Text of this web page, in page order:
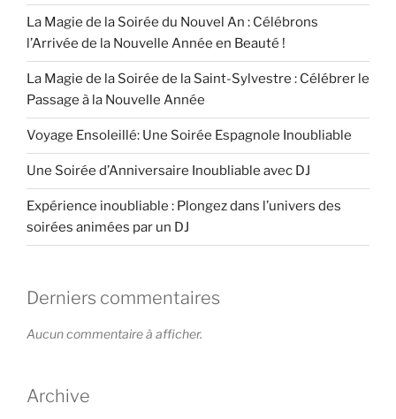
La Magie de la Soirée du Nouvel An : Célébrons
l’Arrivée de la Nouvelle Année en Beauté !
La Magie de la Soirée de la Saint-Sylvestre : Célébrer le
Passage à la Nouvelle Année
Voyage Ensoleillé: Une Soirée Espagnole Inoubliable
Une Soirée d’Anniversaire Inoubliable avec DJ
Expérience inoubliable : Plongez dans l’univers des
soirées animées par un DJ
Derniers commentaires
Aucun commentaire à afficher.
Archive